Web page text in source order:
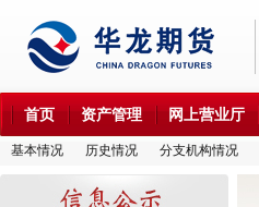
首页 资产管理 网上营业厅
基本情况 历史情况 分支机构情况